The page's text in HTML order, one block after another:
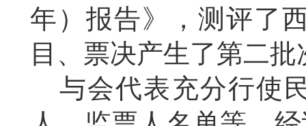
年）报告》，测评了
目、票决产生了第二
与会代表充分行使